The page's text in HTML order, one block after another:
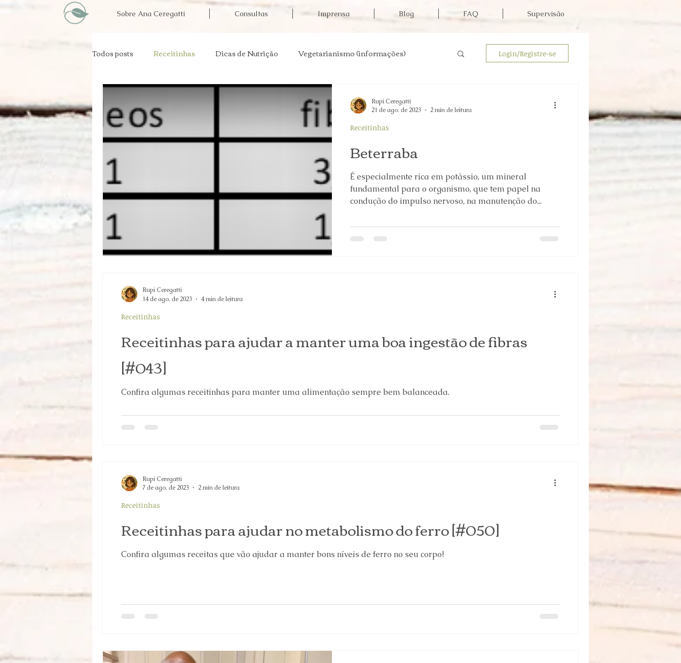
Sobre Ana Ceregatti Consultas Imprensa Blog FAQ Supervisão
Todos posts Receitinhas Dicas de Nutrição Vegetarianismo (informações)
Grupos alimentares Imprensa
Login/Registre-se
Beterraba
É especialmente rica em potássio, um mineral
fundamental para o organismo, que tem papel na
condução do impulso nervoso, na manutenção do...
Receitinhas
Rupi Ceregatti
21 de ago. de 2023
2 min de leitura
Receitinhas para ajudar a manter uma boa ingestão de fibras
[#043]
Confira algumas receitinhas para manter uma alimentação sempre bem balanceada.
Receitinhas
Rupi Ceregatti
14 de ago. de 2023
4 min de leitura
Receitinhas para ajudar no metabolismo do ferro [#050]
Confira algumas receitas que vão ajudar a manter bons níveis de ferro no seu corpo!
Receitinhas
Rupi Ceregatti
7 de ago. de 2023
2 min de leitura